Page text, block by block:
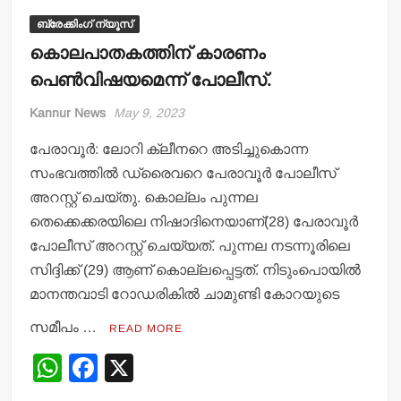
ബ്രേക്കിംഗ് ന്യൂസ്
കൊലപാതകത്തിന് കാരണം
പെണ്‍വിഷയമെന്ന് പോലീസ്.
Kannur News May 9, 2023
പേരാവൂര്‍: ലോറി ക്ലീനറെ അടിച്ചുകൊന്ന
സംഭവത്തില്‍ ഡ്രൈവറെ പേരാവൂര്‍ പോലീസ്
അറസ്റ്റ് ചെയ്തു. കൊല്ലം പുന്നല
തെക്കെക്കരയിലെ നിഷാദിനെയാണ്(28) പേരാവൂര്‍
പോലീസ് അറസ്റ്റ് ചെയ്യത്. പുന്നല നടന്നൂരിലെ
സിദ്ദിക്ക് (29) ആണ് കൊല്ലപ്പെട്ടത്. നിടുംപൊയില്‍
മാനന്തവാടി റോഡരികില്‍ ചാമുണ്ടി കോറയുടെ
സമീപം … READ MORE
W
F